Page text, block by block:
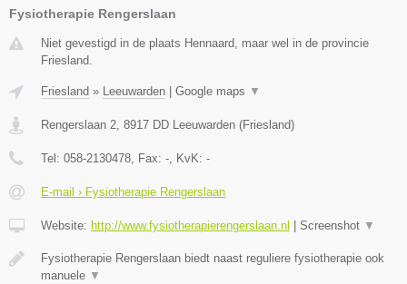
Fysiotherapie Rengerslaan
Niet gevestigd in de plaats Hennaard, maar wel in de provincie
Friesland.
Friesland » Leeuwarden Google maps ▼
Rengerslaan 2, 8917 DD Leeuwarden (Friesland)
Tel: 058-2130478, Fax: -, KvK: -
E-mail › Fysiotherapie Rengerslaan
Website: http://www.fysiotherapierengerslaan.nl Screenshot ▼
Fysiotherapie Rengerslaan biedt naast reguliere fysiotherapie ook
manuele ▼